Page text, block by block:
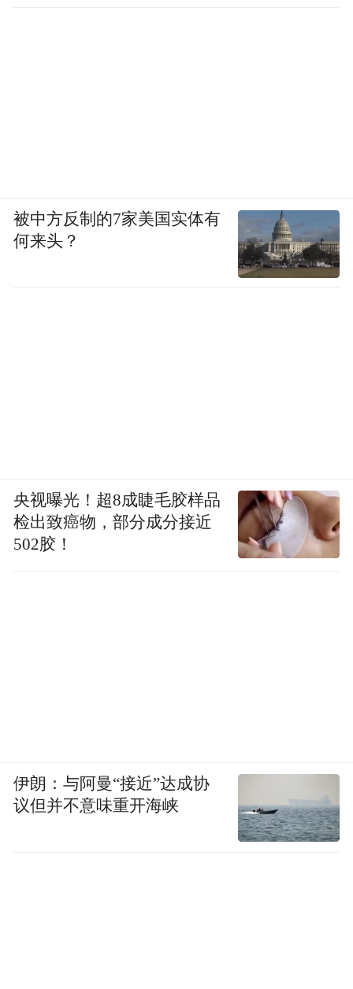
被中方反制的7家美国实体有
何来头？
央视曝光！超8成睫毛胶样品
检出致癌物，部分成分接近
502胶！
伊朗：与阿曼“接近”达成协
议但并不意味重开海峡